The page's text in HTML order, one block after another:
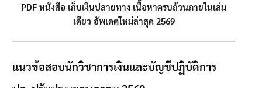
PDF หนังสือ เก็บเงินปลายทาง เนื้อหาครบถ้วนภายในเล่ม
เดียว อัพเดตใหม่ล่าสุด 2569
แนวข้อสอบนักวิชาการเงินและบัญชีปฏิบัติการ